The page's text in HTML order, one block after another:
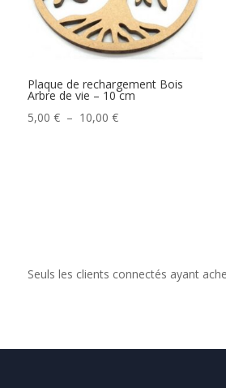
Plaque de rechargement Bois
Arbre de vie – 10 cm
5,00 € – 10,00 €Plage
Seuls les clients connectés ayant